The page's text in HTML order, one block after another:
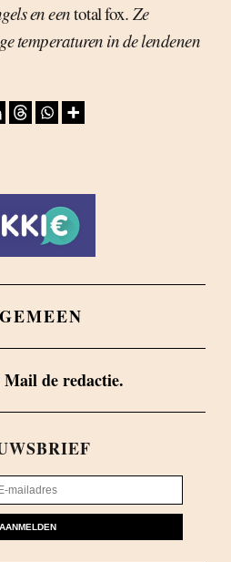
en eentotal fox. Ze
temperaturen in de lendenen
Mail de redactie.
AANMELDEN